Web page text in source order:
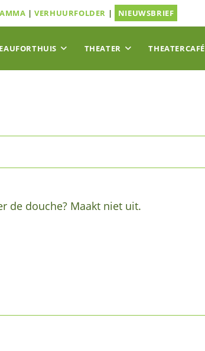
|VERHUURFOLDER | NIEUWSBRIEF
THEATER THEATERCAFÉ
de douche? Maakt niet uit.